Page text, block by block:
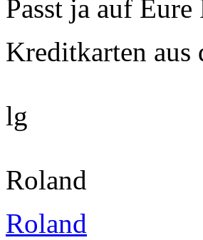
Passt ja auf
Kreditkarten aus
lg
Roland
Roland